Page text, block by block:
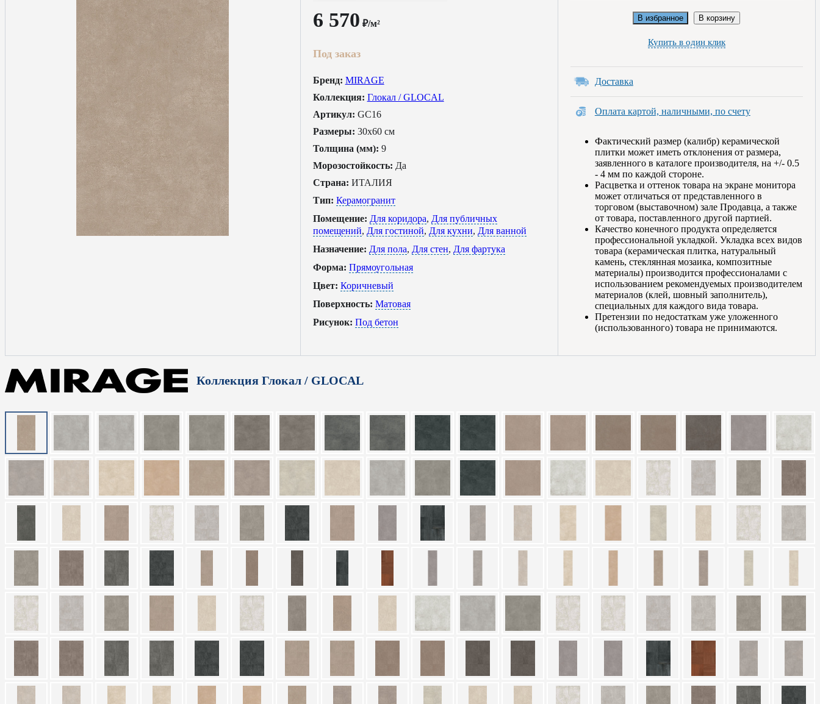
6 570 ₽/м²
Под заказ
Бренд: MIRAGE
Коллекция: Глокал / GLOCAL
Артикул: GC16
Размеры: 30x60 см
Толщина (мм): 9
Морозостойкость: Да
Страна: ИТАЛИЯ
Тип: Керамогранит
Помещение: Для коридора, Для публичных
помещений, Для гостиной, Для кухни, Для ванной
Назначение: Для пола, Для стен, Для фартука
Форма: Прямоугольная
Цвет: Коричневый
Поверхность: Матовая
Рисунок: Под бетон
В избранное В корзину
Купить в один клик
Доставка
Оплата картой, наличными, по счету
Фактический размер (калибр) керамической
плитки может иметь отклонения от размера,
заявленного в каталоге производителя, на +/- 0.5
- 4 мм по каждой стороне.
Расцветка и оттенок товара на экране монитора
может отличаться от представленного в
торговом (выставочном) зале Продавца, а также
от товара, поставленного другой партией.
Качество конечного продукта определяется
профессиональной укладкой. Укладка всех видов
товара (керамическая плитка, натуральный
камень, стеклянная мозаика, композитные
материалы) производится профессионалами с
использованием рекомендуемых производителем
материалов (клей, шовный заполнитель),
специальных для каждого вида товара.
Претензии по недостаткам уже уложенного
(использованного) товара не принимаются.
Коллекция Глокал / GLOCAL